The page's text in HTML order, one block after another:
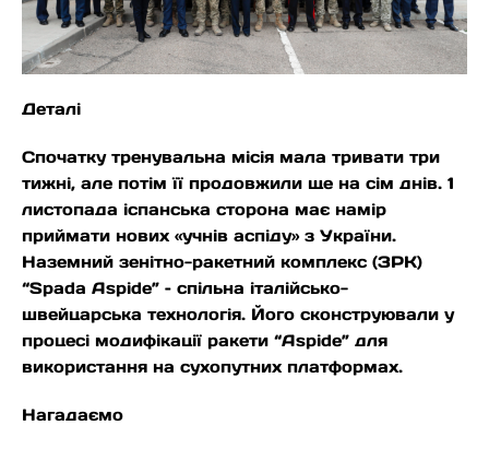
Деталі
Спочатку тренувальна місія мала тривати три
тижні, але потім її продовжили ще на сім днів. 1
листопада іспанська сторона має намір
приймати нових «учнів аспіду» з України.
Наземний зенітно-ракетний комплекс (ЗРК)
“Spada Aspide” – спільна італійсько-
швейцарська технологія. Його сконструювали у
процесі модифікації ракети “Aspide” для
використання на сухопутних платформах.
Нагадаємо